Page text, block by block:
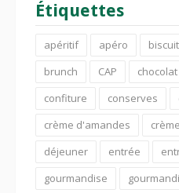
Étiquettes
apéritif apéro
brunch
CAP chocolat
confiture
conserves
crème d'amandes
déjeuner
entrée
gourmandise